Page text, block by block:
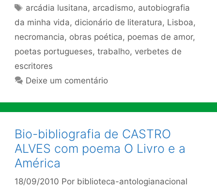
Tags
arcádia lusitana, arcadismo, autobiografia
da minha vida, dicionário de literatura, Lisboa,
necromancia, obras poética, poemas de amor,
poetas portugueses, trabalho, verbetes de
escritores
Deixe um comentário
Bio-bibliografia de CASTRO
ALVES com poema O Livro e a
América
18/09/2010 Por biblioteca-antologianacional